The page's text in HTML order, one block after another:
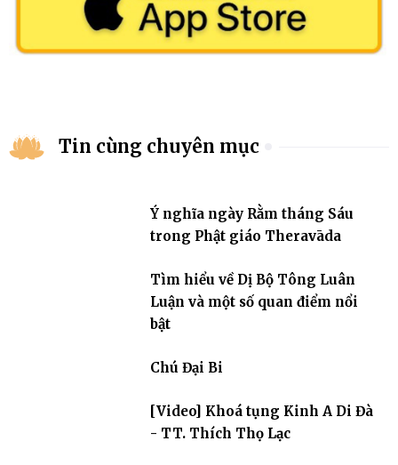
Tin cùng chuyên mục
Ý nghĩa ngày Rằm tháng Sáu
trong Phật giáo Theravāda
Tìm hiểu về Dị Bộ Tông Luân
Luận và một số quan điểm nổi
bật
Chú Đại Bi
[Video] Khoá tụng Kinh A Di Đà
- TT. Thích Thọ Lạc